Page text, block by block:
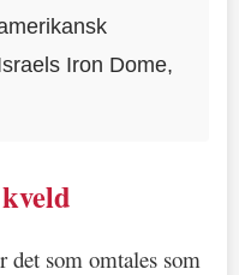
Iron Dome,
som omtales som